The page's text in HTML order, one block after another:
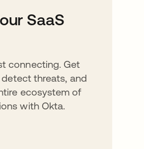
SaaS
connecting. Get
threats, and
ecosystem of
with Okta.